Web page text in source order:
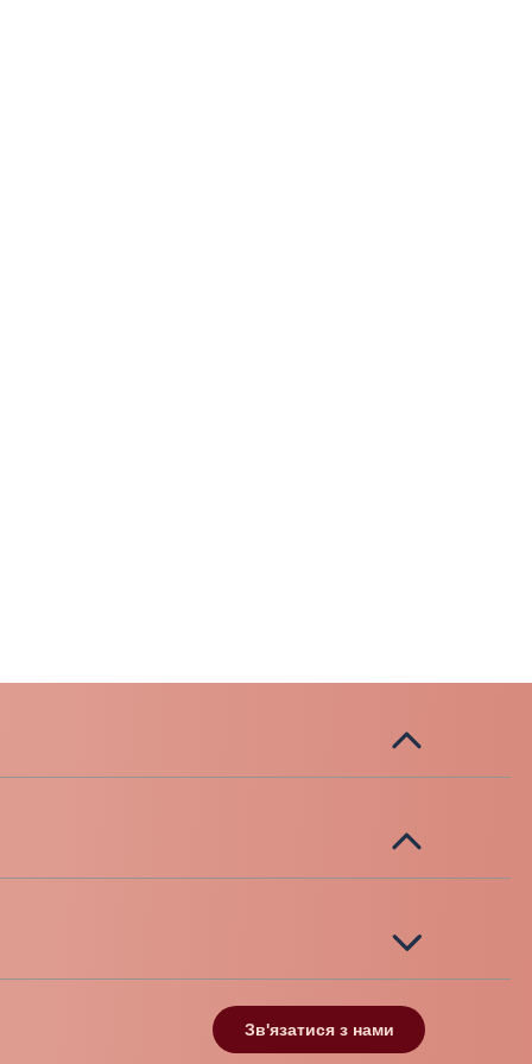
Зв'язатися з нами